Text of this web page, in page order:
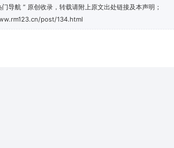
门导航 ” 原创收录，转载请附上原文出处链接及本声明；
post/134.html